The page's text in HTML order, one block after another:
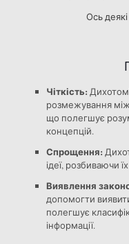
Ось деякі
Чіткість:
розмежування
що полегшує
концепцій.
Спрощення:
ідеї, розбиваючи
Виявлення
допомогти
полегшує
інформації.